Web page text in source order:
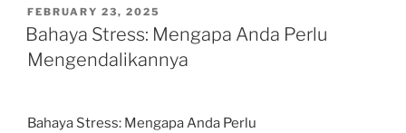
POSTED
ON
FEBRUARY 23, 2025
Bahaya Stress: Mengapa Anda Perlu
Mengendalikannya
Bahaya Stress: Mengapa Anda Perlu